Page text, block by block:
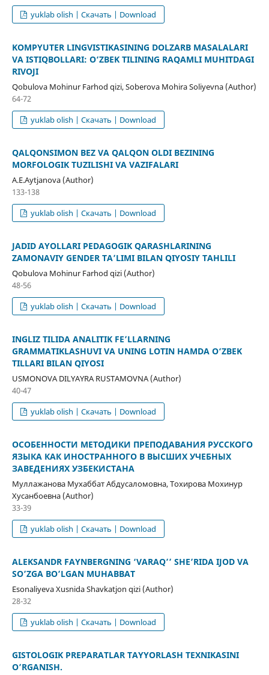
yuklab olish | Скачать | Download
KOMPYUTER LINGVISTIKASINING DOLZARB MASALALARI
VA ISTIQBOLLARI: O‘ZBEK TILINING RAQAMLI MUHITDAGI
RIVOJI
Qobulova Mohinur Farhod qizi, Soberova Mohira Soliyevna (Author)
64-72
yuklab olish | Скачать | Download
QALQONSIMON BEZ VA QALQON OLDI BEZINING
MORFOLOGIK TUZILISHI VA VAZIFALARI
A.E.Aytjanova (Author)
133-138
yuklab olish | Скачать | Download
JADID AYOLLARI PEDAGOGIK QARASHLARINING
ZAMONAVIY GENDER TA’LIMI BILAN QIYOSIY TAHLILI
Qobulova Mohinur Farhod qizi (Author)
48-56
yuklab olish | Скачать | Download
INGLIZ TILIDA ANALITIK FE’LLARNING
GRAMMATIKLASHUVI VA UNING LOTIN HAMDA O‘ZBEK
TILLARI BILAN QIYOSI
USMONOVA DILYAYRA RUSTAMOVNA (Author)
40-47
yuklab olish | Скачать | Download
ОСОБЕННОСТИ МЕТОДИКИ ПРЕПОДАВАНИЯ РУССКОГО
ЯЗЫКА КАК ИНОСТРАННОГО В ВЫСШИХ УЧЕБНЫХ
ЗАВЕДЕНИЯХ УЗБЕКИСТАНА
Муллажанова Мухаббат Абдусаломовна, Тохирова Мохинур
Хусанбоевна (Author)
33-39
yuklab olish | Скачать | Download
ALEKSANDR FAYNBERGNING ‘VARAQ’’ SHE’RIDA IJOD VA
SO’ZGA BO’LGAN MUHABBAT
Esonaliyeva Xusnida Shavkatjon qizi (Author)
28-32
yuklab olish | Скачать | Download
GISTOLOGIK PREPARATLAR TAYYORLASH TEXNIKASINI
O’RGANISH.